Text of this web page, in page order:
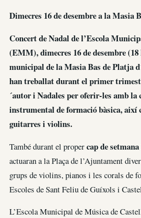
Dimecres 16 de desembre a la Masia
Concert de Nadal de l’Escola
(EMM), dimecres 16 de desembre (18
municipal de la Masia Bas de Platja
han treballat durant el primer
´autor i Nadales per oferir-les amb
instrumental de formació bàsica, així
guitarres i violins.
També durant el propercap de
actuaran a la Plaça de l’Ajuntament
grups de violins, pianos i les corals de
Escoles de Sant Feliu de Guíxols i
L’Escola Municipal de Música de